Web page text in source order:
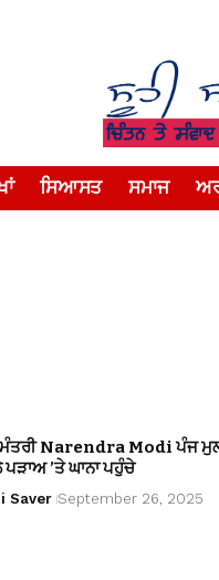
ਸਿਆਸਤ ਸਮਾਜ
ਮੰਤਰੀ Narendra Modi ਪੰਜ
ਪੜਾਅ ’ਤੇ ਘਾਨਾ ਪਹੁੰਚੇ
Saver September 26, 2025